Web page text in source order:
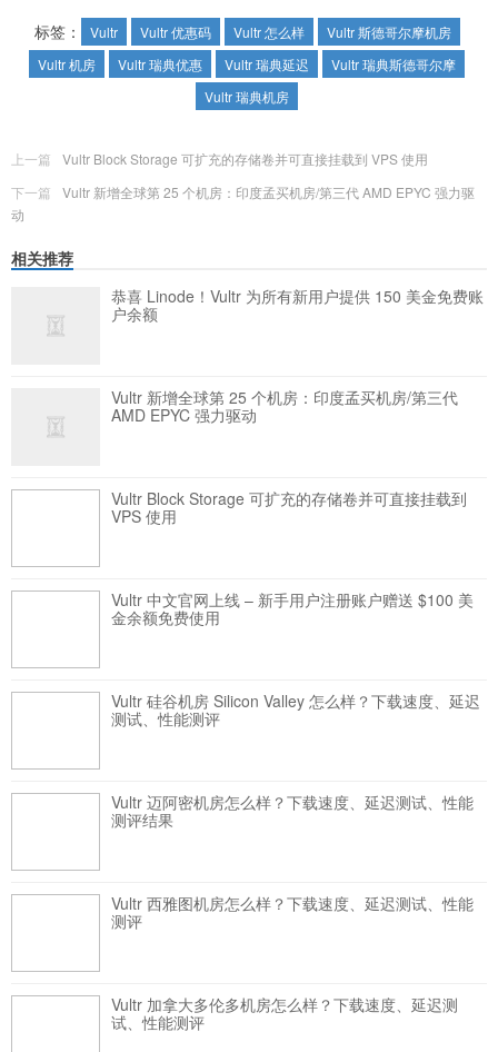
标签： Vultr Vultr 优惠码 Vultr 怎么样
Vultr 斯德哥尔摩机房
Vultr 机房
Vultr 瑞典优惠 Vultr 瑞典延迟
Vultr 瑞典斯德哥尔摩
Vultr 瑞典机房
上一篇
Vultr Block Storage 可扩充的存储卷并可直接挂载到 VPS 使用
下一篇
Vultr 新增全球第 25 个机房：印度孟买机房/第三代 AMD EPYC 强力驱
动
相关推荐
恭喜 Linode！Vultr 为所有新用户提供 150 美金免费账
户余额
Vultr 新增全球第 25 个机房：印度孟买机房/第三代
AMD EPYC 强力驱动
Vultr Block Storage 可扩充的存储卷并可直接挂载到
VPS 使用
Vultr 中文官网上线 – 新手用户注册账户赠送 $100 美
金余额免费使用
Vultr 硅谷机房 Silicon Valley 怎么样？下载速度、延迟
测试、性能测评
Vultr 迈阿密机房怎么样？下载速度、延迟测试、性能
测评结果
Vultr 西雅图机房怎么样？下载速度、延迟测试、性能
测评
Vultr 加拿大多伦多机房怎么样？下载速度、延迟测
试、性能测评